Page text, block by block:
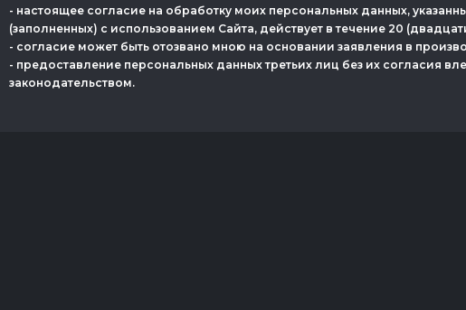
- настоящее согласие на обработку моих персональных данных,
(заполненных) с использованием Cайта, действует в течение 20
- согласие может быть отозвано мною на основании заявления в
- предоставление персональных данных третьих лиц без их согласия
законодательством.